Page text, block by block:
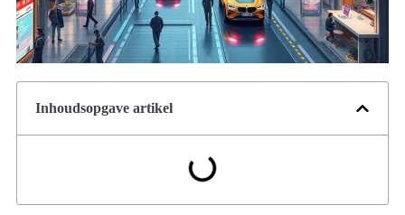
Inhoudsopgave artikel